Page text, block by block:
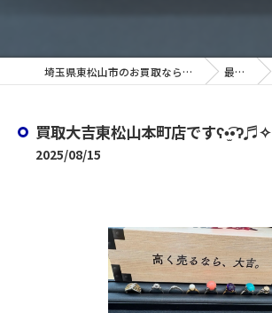
埼玉県東松山市のお買取なら買取大吉 東松山本町店 最新情報
買取大吉東松山本町店ですʕ•̫͡•ʔ♬✧
2025/08/15